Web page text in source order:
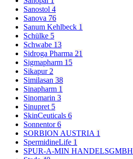
Sanostol 4
Sanova 76
Sanum Kehlbeck 1
Schülke 5
Schwabe 13
Sidroga Pharma 21
Sigmapharm 15
Sikapur2
Similasan 38
Sinapharm 1
Sinomarin 3
Sinupret 5
SkinCeuticals 6
Sonnentor6
SORBION AUSTRIA 1
SpermidineLife 1
SPUR-A-MIN HANDELSGMBH